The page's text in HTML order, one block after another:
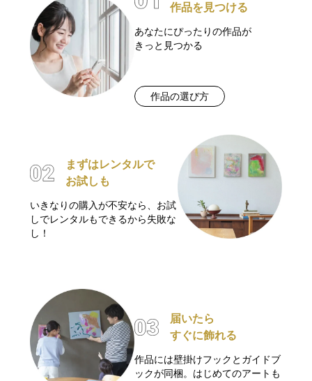
作品を見つける
あなたにぴったりの作品が
きっと見つかる
作品の選び方
まずはレンタルで
お試しも
いきなりの購入が不安なら、お試
しでレンタルもできるから失敗な
し！
届いたら
すぐに飾れる
作品には壁掛けフックとガイドブ
ックが同梱。はじめてのアートも